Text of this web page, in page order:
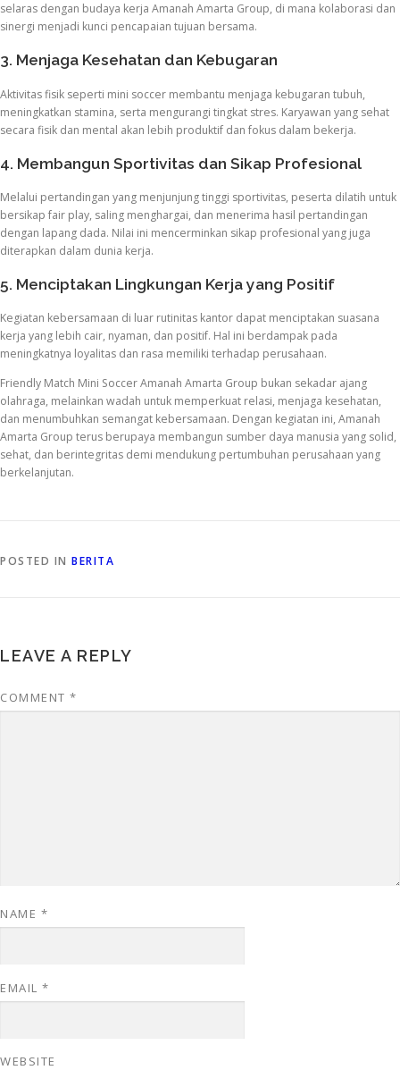
selaras dengan budaya kerja Amanah Amarta Group, di mana kolaborasi dan
sinergi menjadi kunci pencapaian tujuan bersama.
3. Menjaga Kesehatan dan Kebugaran
Aktivitas fisik seperti mini soccer membantu menjaga kebugaran tubuh,
meningkatkan stamina, serta mengurangi tingkat stres. Karyawan yang sehat
secara fisik dan mental akan lebih produktif dan fokus dalam bekerja.
4. Membangun Sportivitas dan Sikap Profesional
Melalui pertandingan yang menjunjung tinggi sportivitas, peserta dilatih untuk
bersikap fair play, saling menghargai, dan menerima hasil pertandingan
dengan lapang dada. Nilai ini mencerminkan sikap profesional yang juga
diterapkan dalam dunia kerja.
5. Menciptakan Lingkungan Kerja yang Positif
Kegiatan kebersamaan di luar rutinitas kantor dapat menciptakan suasana
kerja yang lebih cair, nyaman, dan positif. Hal ini berdampak pada
meningkatnya loyalitas dan rasa memiliki terhadap perusahaan.
Friendly Match Mini Soccer Amanah Amarta Group bukan sekadar ajang
olahraga, melainkan wadah untuk memperkuat relasi, menjaga kesehatan,
dan menumbuhkan semangat kebersamaan. Dengan kegiatan ini, Amanah
Amarta Group terus berupaya membangun sumber daya manusia yang solid,
sehat, dan berintegritas demi mendukung pertumbuhan perusahaan yang
berkelanjutan.
POSTED IN BERITA
LEAVE A REPLY
COMMENT *
NAME *
EMAIL *
WEBSITE